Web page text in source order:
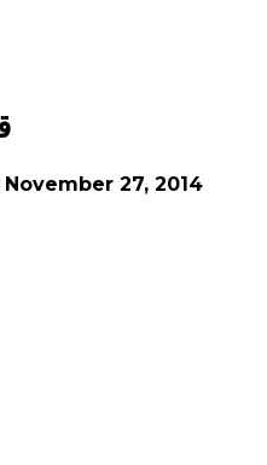
November 27, 2014